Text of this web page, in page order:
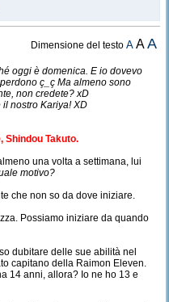
Dimensione del testoA AA
oggi è domenica. E io dovevo
ç_ç Ma almeno sono
non credete? xD
nostro Kariya! XD
Shindou Takuto.
una volta a settimana, lui
motivo?
che non so da dove iniziare.
Possiamo iniziare da quando
dubitare delle sue abilità nel
capitano della Raimon Eleven.
14 anni, allora? Io ne ho 13 e